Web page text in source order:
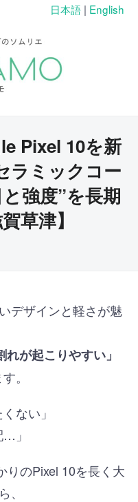
日本語 | English
Pixel 10を新
ラミックコー
強度”を長期
草津】
デザインと軽さが魅
れが起こりやすい」
。
ない」
」
りのPixel 10を長く大